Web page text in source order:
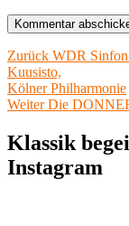
Zurück Vorheriger
Beitrag:
WDR
Kuusisto,
Kölner Philharmonie
Weiter Nächster
Die
Klassik
Instagram